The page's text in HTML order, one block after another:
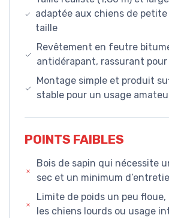
adaptée aux chiens de
taille
Revêtement en feutre
antidérapant, rassurant pour
Montage simple et produit
stable pour un usage
POINTS FAIBLES
Bois de sapin qui nécessite
sec et un minimum
Limite de poids un peu floue,
les chiens lourds ou usage